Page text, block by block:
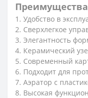
1. Удобство в
2. Сверхлегкое
3. Элегантность
4. Керамический
5. Современный
6. Подходит для
7. Аэратор с
8. Высокая